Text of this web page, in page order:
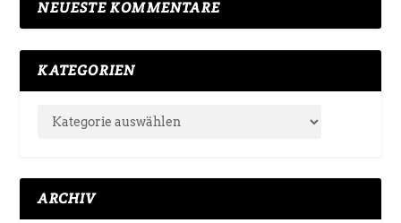
NEUESTE KOMMENTARE
KATEGORIEN
ARCHIV